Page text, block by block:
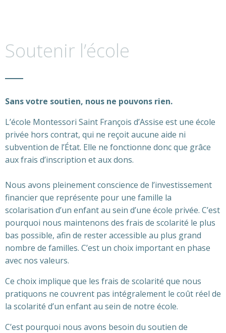
Soutenir l’école
Sans votre soutien, nous ne pouvons rien.
L’école Montessori Saint François d’Assise est une école
privée hors contrat, qui ne reçoit aucune aide ni
subvention de l’État. Elle ne fonctionne donc que grâce
aux frais d’inscription et aux dons.
Nous avons pleinement conscience de l’investissement
financier que représente pour une famille la
scolarisation d’un enfant au sein d’une école privée. C’est
pourquoi nous maintenons des frais de scolarité le plus
bas possible, afin de rester accessible au plus grand
nombre de familles. C’est un choix important en phase
avec nos valeurs.
Ce choix implique que les frais de scolarité que nous
pratiquons ne couvrent pas intégralement le coût réel de
la scolarité d’un enfant au sein de notre école.
C’est pourquoi nous avons besoin du soutien de